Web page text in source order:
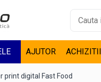
AJUTOR
print digital Fast Food